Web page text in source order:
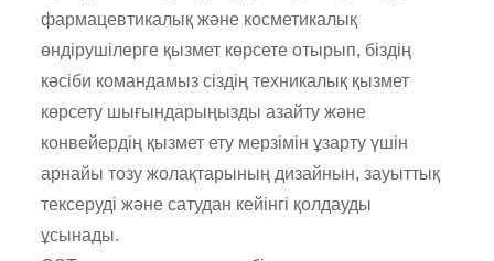
фармацевтикалық және косметикалық
өндірушілерге қызмет көрсете отырып, біздің
кәсіби командамыз сіздің техникалық қызмет
көрсету шығындарыңызды азайту және
конвейердің қызмет ету мерзімін ұзарту үшін
арнайы тозу жолақтарының дизайнын, зауыттық
тексеруді және сатудан кейінгі қолдауды
ұсынады.